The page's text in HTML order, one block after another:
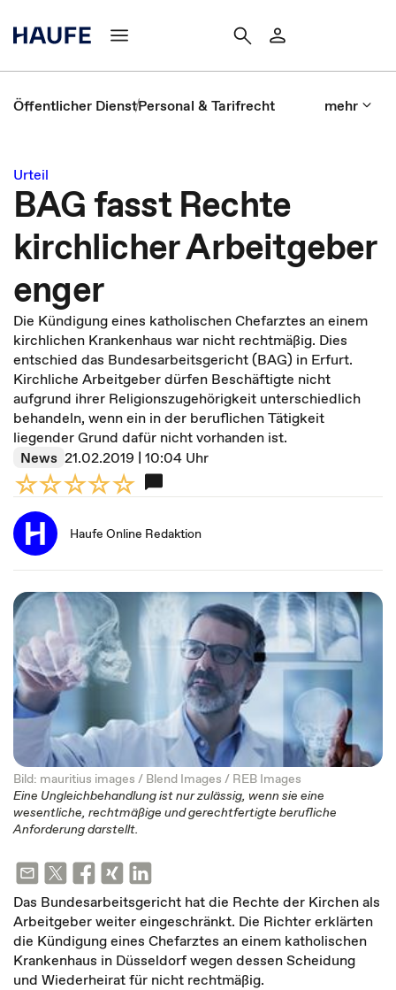
Öffentlicher DienstPersonal & Tarifrecht mehr
Urteil
BAG fasst Rechte
kirchlicher Arbeitgeber
enger
Die Kündigung eines katholischen Chefarztes an einem
kirchlichen Krankenhaus war nicht rechtmäßig. Dies
entschied das Bundesarbeitsgericht (BAG) in Erfurt.
Kirchliche Arbeitgeber dürfen Beschäftigte nicht
aufgrund ihrer Religionszugehörigkeit unterschiedlich
behandeln, wenn ein in der beruflichen Tätigkeit
liegender Grund dafür nicht vorhanden ist.
News 21.02.2019 | 10:04 Uhr
Haufe Online Redaktion
Bild: mauritius images / Blend Images / REB Images
Eine Ungleichbehandlung ist nur zulässig, wenn sie eine
wesentliche, rechtmäßige und gerechtfertigte berufliche
Anforderung darstellt.
Das Bundesarbeitsgericht hat die Rechte der Kirchen als
Arbeitgeber weiter eingeschränkt. Die Richter erklärten
die Kündigung eines Chefarztes an einem katholischen
Krankenhaus in Düsseldorf wegen dessen Scheidung
und Wiederheirat für nicht rechtmäßig.